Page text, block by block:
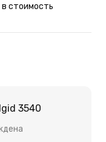
стоимость
3540